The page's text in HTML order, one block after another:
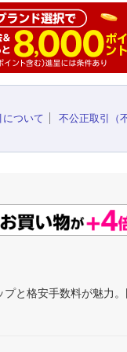
について
不公正取引（
と格安手数料が魅力